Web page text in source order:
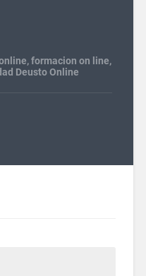
,formacion on line,
Deusto Online